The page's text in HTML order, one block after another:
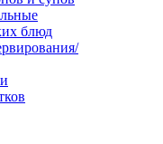
блюд